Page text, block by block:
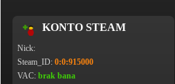
KONTO STEAM
Nick:
Steam_ID: 0:0:915000
VAC: brak bana